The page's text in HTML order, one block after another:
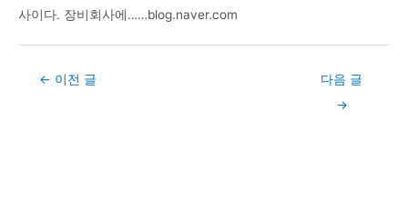
사이다. 장비회사에……blog.naver.com
Post← 이전 글
다음 글
→